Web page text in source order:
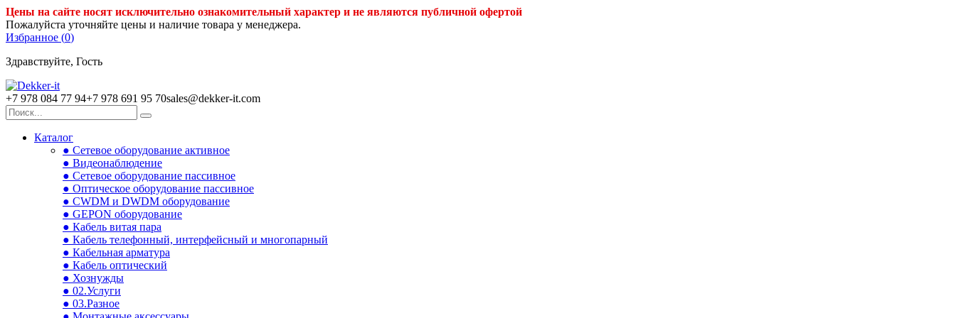
Цены на сайте носят исключительно ознакомительный характер и не являются публичной офертой
Пожалуйста уточняйте цены и наличие товара у менеджера.
Избранное (0)
Здравствуйте, Гость
+7 978 084 77 94+7 978 691 95 70sales@dekker-it.com
Каталог
● Сетевое оборудование активное
● Видеонаблюдение
● Сетевое оборудование пассивное
● Оптическое оборудование пассивное
● CWDM и DWDM оборудование
● GEPON оборудование
● Кабель витая пара
● Кабель телефонный, интерфейсный и многопарный
● Кабельная арматура
● Кабель оптический
● Хознужды
● 02.Услуги
● 03.Разное